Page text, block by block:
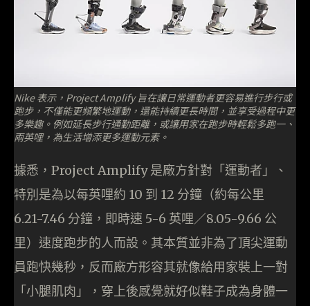
Nike 表示，Project Amplify 旨在讓日常運動者更容易進行步行或
跑步，不僅能更頻繁地運動，還能持續更長時間，並享受過程中更
多樂趣。例如延長步行通勤距離，或讓用家在跑步時輕鬆多跑一、
兩英哩，為生活增添更多運動元素。
據悉，Project Amplify 是廠方針對「運動者」、
特別是為以每英哩約 10 到 12 分鐘（約每公里
6.21-7.46 分鐘，即時速 5-6 英哩／8.05-9.66 公
里）速度跑步的人而設。其本質並非為了頂尖運動
員跑快幾秒，反而廠方形容其就像給用家裝上一對
「小腿肌肉」，穿上後感覺就好似鞋子成為身體一